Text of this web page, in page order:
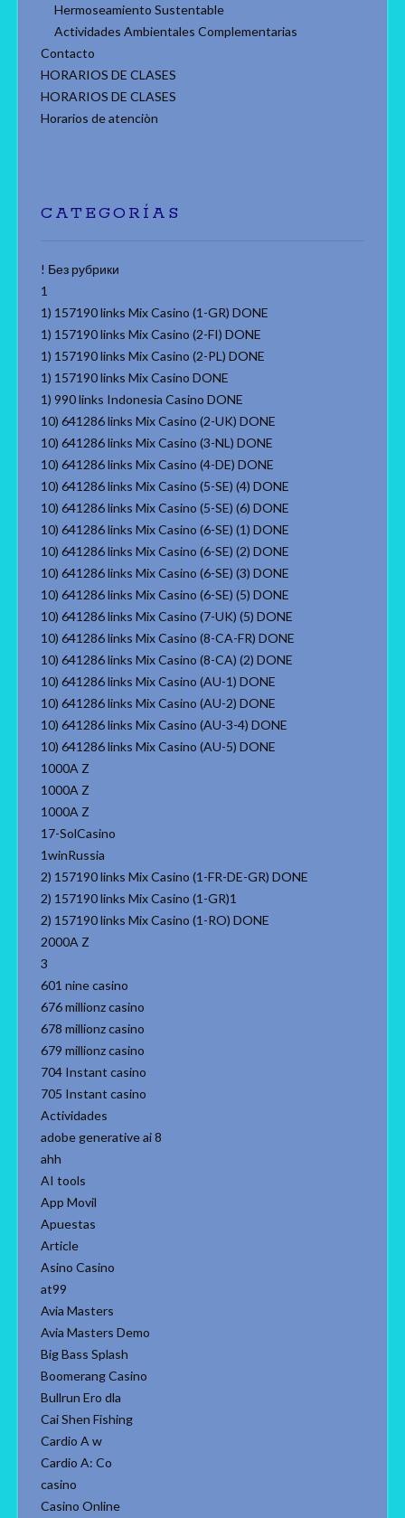
Hermoseamiento Sustentable
Actividades Ambientales Complementarias
Contacto
HORARIOS DE CLASES
HORARIOS DE CLASES
Horarios de atenciòn
CATEGORÍAS
! Без рубрики
1
1) 157190 links Mix Casino (1-GR) DONE
1) 157190 links Mix Casino (2-FI) DONE
1) 157190 links Mix Casino (2-PL) DONE
1) 157190 links Mix Casino DONE
1) 990 links Indonesia Casino DONE
10) 641286 links Mix Casino (2-UK) DONE
10) 641286 links Mix Casino (3-NL) DONE
10) 641286 links Mix Casino (4-DE) DONE
10) 641286 links Mix Casino (5-SE) (4) DONE
10) 641286 links Mix Casino (5-SE) (6) DONE
10) 641286 links Mix Casino (6-SE) (1) DONE
10) 641286 links Mix Casino (6-SE) (2) DONE
10) 641286 links Mix Casino (6-SE) (3) DONE
10) 641286 links Mix Casino (6-SE) (5) DONE
10) 641286 links Mix Casino (7-UK) (5) DONE
10) 641286 links Mix Casino (8-CA-FR) DONE
10) 641286 links Mix Casino (8-CA) (2) DONE
10) 641286 links Mix Casino (AU-1) DONE
10) 641286 links Mix Casino (AU-2) DONE
10) 641286 links Mix Casino (AU-3-4) DONE
10) 641286 links Mix Casino (AU-5) DONE
1000A Z
1000A Z
1000A Z
17-SolCasino
1winRussia
2) 157190 links Mix Casino (1-FR-DE-GR) DONE
2) 157190 links Mix Casino (1-GR)1
2) 157190 links Mix Casino (1-RO) DONE
2000A Z
3
601 nine casino
676 millionz casino
678 millionz casino
679 millionz casino
704 Instant casino
705 Instant casino
Actividades
adobe generative ai 8
ahh
AI tools
App Movil
Apuestas
Article
Asino Casino
at99
Avia Masters
Avia Masters Demo
Big Bass Splash
Boomerang Casino
Bullrun Ero dla
Cai Shen Fishing
Cardio A w
Cardio A: Co
casino
Casino Online